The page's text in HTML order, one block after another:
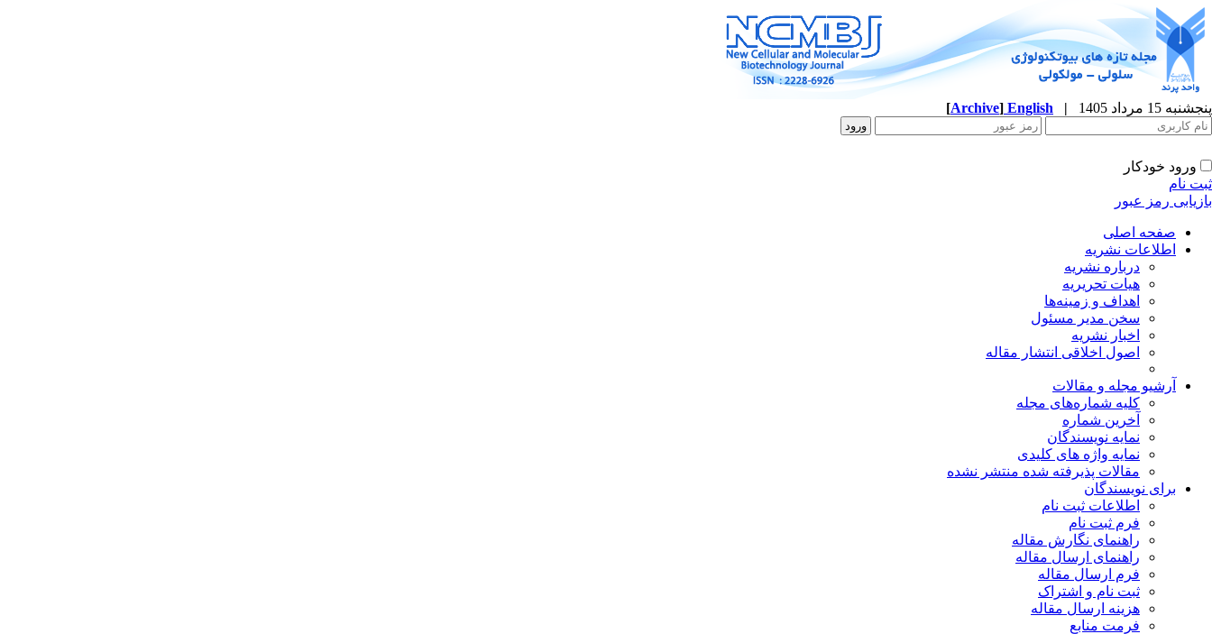
پنجشنبه 15 مرداد 1405 |
English
[Archive]
ورود خودکار
ثبت نام
بازیابی رمز عبور
صفحه اصلی
اطلاعات نشریه
درباره نشریه
هیات تحریریه
اهداف و زمینه‌ها
سخن مدیر مسئول
اخبار نشریه
اصول اخلاقی انتشار مقاله
آرشیو مجله و مقالات
کلیه شماره‌های مجله
آخرین شماره
نمایه نویسندگان
نمایه واژه های کلیدی
مقالات پذیرفته شده منتشر نشده
برای نویسندگان
اطلاعات ثبت نام
فرم ثبت نام
راهنمای نگارش مقاله
راهنمای ارسال مقاله
فرم ارسال مقاله
ثبت نام و اشتراک
هزینه ارسال مقاله
فرمت منابع